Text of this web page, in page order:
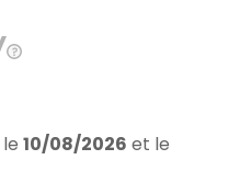
10/08/2026 et le